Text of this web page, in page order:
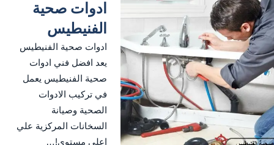
ادوات صحية
الفنيطيس
ادوات صحية الفنيطيس
يعد افضل فني ادوات
صحية الفنيطيس يعمل
في تركيب الادوات
الصحية وصيانة
السخانات المركزية علي
اعلي مستوي!…